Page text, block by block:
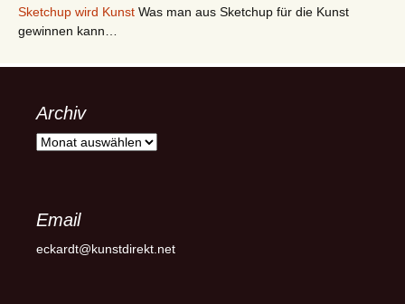
Sketchup wird Kunst Was man aus Sketchup für die Kunst
gewinnen kann…
Archiv
Archiv
Email
eckardt@kunstdirekt.net